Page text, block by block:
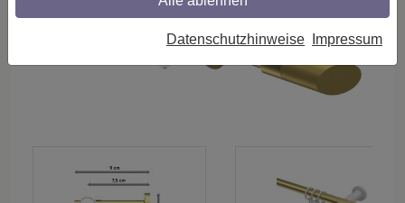
Datenschutzhinweise Impressum